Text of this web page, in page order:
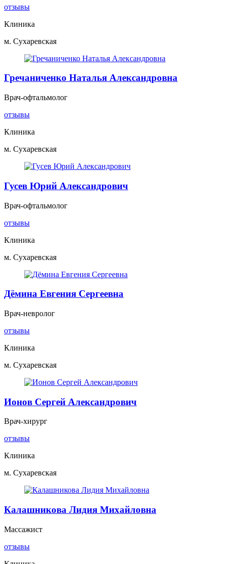
отзывы
Клиника
м. Сухаревская
Гречаниченко Наталья Александровна
Врач-офтальмолог
отзывы
Клиника
м. Сухаревская
Гусев Юрий Александрович
Врач-офтальмолог
отзывы
Клиника
м. Сухаревская
Дёмина Евгения Сергеевна
Врач-невролог
отзывы
Клиника
м. Сухаревская
Ионов Сергей Александрович
Врач-хирург
отзывы
Клиника
м. Сухаревская
Калашникова Лидия Михайловна
Массажист
отзывы